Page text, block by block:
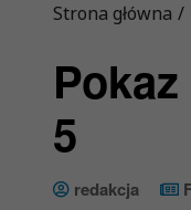
Strona główna /
5
redakcja